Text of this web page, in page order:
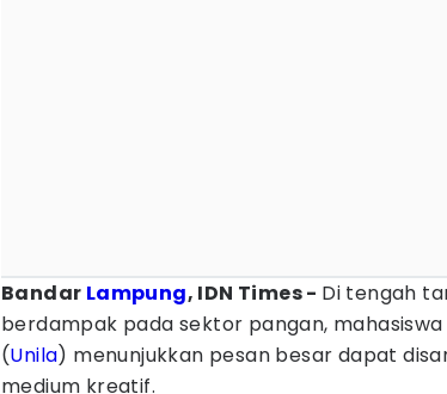
Bandar Lampung, IDN Times - Di tengah
berdampak pada sektor pangan,
(Unila) menunjukkan pesan besar dapat
medium kreatif.